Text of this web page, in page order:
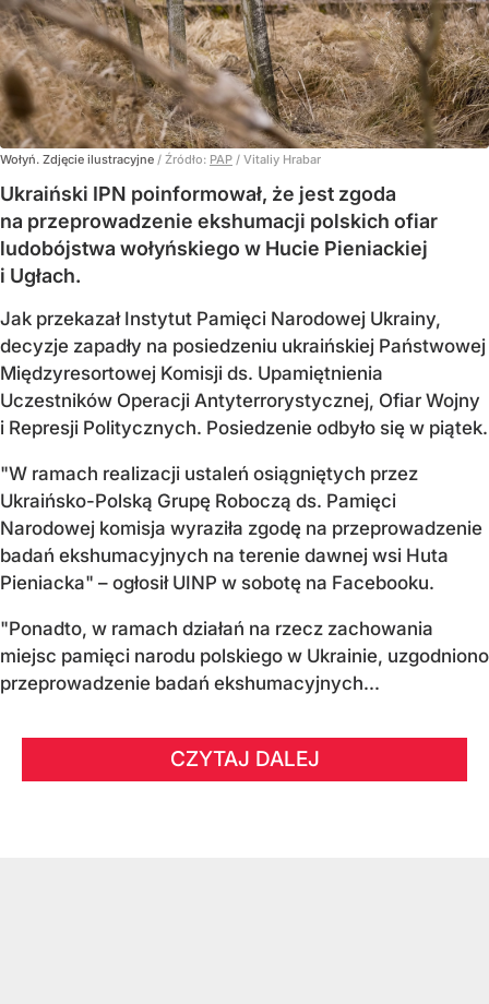
Wołyń. Zdjęcie ilustracyjne / Źródło: PAP / Vitaliy Hrabar
Ukraiński IPN poinformował, że jest zgoda
na przeprowadzenie ekshumacji polskich ofiar
ludobójstwa wołyńskiego w Hucie Pieniackiej
i Ugłach.
Jak przekazał Instytut Pamięci Narodowej Ukrainy,
decyzje zapadły na posiedzeniu ukraińskiej Państwowej
Międzyresortowej Komisji ds. Upamiętnienia
Uczestników Operacji Antyterrorystycznej, Ofiar Wojny
i Represji Politycznych. Posiedzenie odbyło się w piątek.
"W ramach realizacji ustaleń osiągniętych przez
Ukraińsko-Polską Grupę Roboczą ds. Pamięci
Narodowej komisja wyraziła zgodę na przeprowadzenie
badań ekshumacyjnych na terenie dawnej wsi Huta
Pieniacka" – ogłosił UINP w sobotę na Facebooku.
"Ponadto, w ramach działań na rzecz zachowania
miejsc pamięci narodu polskiego w Ukrainie, uzgodniono
przeprowadzenie badań ekshumacyjnych...
CZYTAJ DALEJ